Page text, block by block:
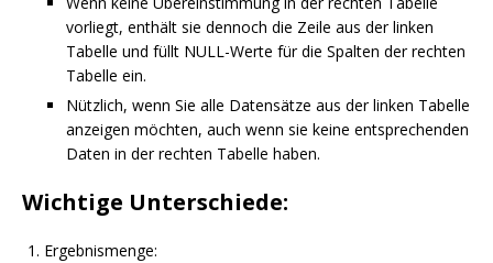
vorliegt, enthält sie dennoch die Zeile aus der linken
Tabelle und füllt NULL-Werte für die Spalten der rechten
Tabelle ein.
Nützlich, wenn Sie alle Datensätze aus der linken Tabelle
anzeigen möchten, auch wenn sie keine entsprechenden
Daten in der rechten Tabelle haben.
Wichtige Unterschiede:
Ergebnismenge: